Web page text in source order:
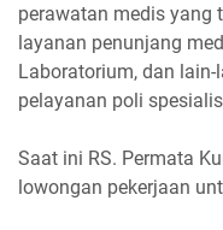
perawatan medis yang
layanan penunjang
Laboratorium, dan lain-
pelayanan poli
Saat ini RS. Permata
lowongan pekerjaan